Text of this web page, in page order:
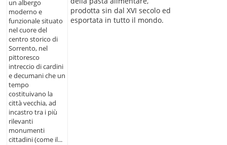
un albergo
moderno e
funzionale situato
nel cuore del
centro storico di
Sorrento, nel
pittoresco
intreccio di cardini
e decumani che un
tempo
costituivano la
città vecchia, ad
incastro tra i più
rilevanti
monumenti
cittadini (come il...
prodotta sin dal XVI secolo ed
esportata in tutto il mondo.